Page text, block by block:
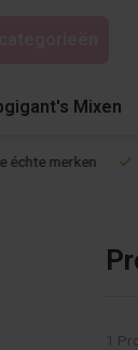
Mixen
merken
1